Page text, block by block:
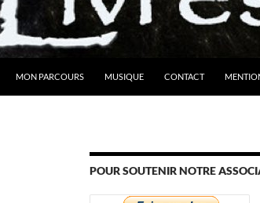
MON PARCOURS MUSIQUE CONTACT
POUR SOUTENIR NOTRE